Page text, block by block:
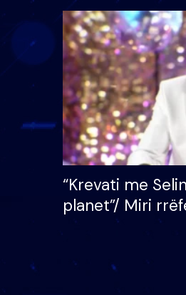
Brother VIP,
çmimin e madh
mijë eurosh
“Krevati me
planet”/ Miri
bukura në